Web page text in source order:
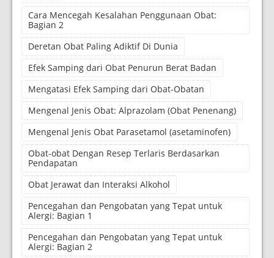
Cara Mencegah Kesalahan Penggunaan Obat:
Bagian 2
Deretan Obat Paling Adiktif Di Dunia
Efek Samping dari Obat Penurun Berat Badan
Mengatasi Efek Samping dari Obat-Obatan
Mengenal Jenis Obat: Alprazolam (Obat Penenang)
Mengenal Jenis Obat Parasetamol (asetaminofen)
Obat-obat Dengan Resep Terlaris Berdasarkan
Pendapatan
Obat Jerawat dan Interaksi Alkohol
Pencegahan dan Pengobatan yang Tepat untuk
Alergi: Bagian 1
Pencegahan dan Pengobatan yang Tepat untuk
Alergi: Bagian 2